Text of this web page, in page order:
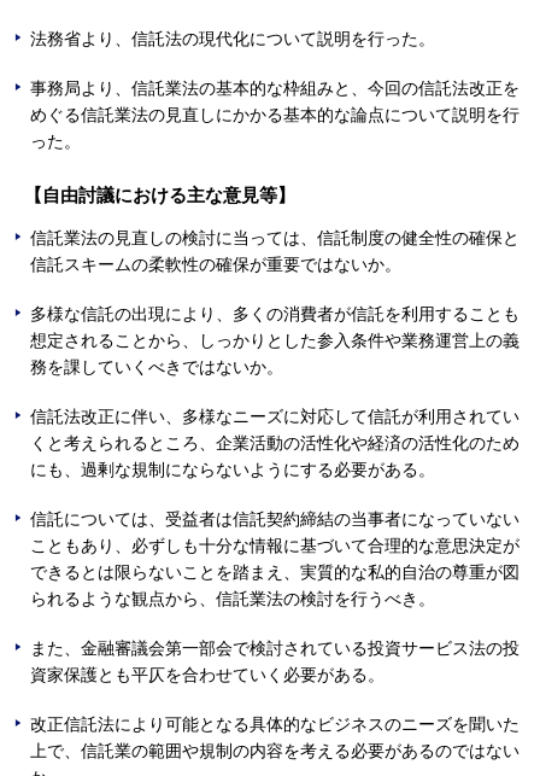
法務省より、信託法の現代化について説明を行った。
事務局より、信託業法の基本的な枠組みと、今回の信託法改正を
めぐる信託業法の見直しにかかる基本的な論点について説明を行
った。
【自由討議における主な意見等】
信託業法の見直しの検討に当っては、信託制度の健全性の確保と
信託スキームの柔軟性の確保が重要ではないか。
多様な信託の出現により、多くの消費者が信託を利用することも
想定されることから、しっかりとした参入条件や業務運営上の義
務を課していくべきではないか。
信託法改正に伴い、多様なニーズに対応して信託が利用されてい
くと考えられるところ、企業活動の活性化や経済の活性化のため
にも、過剰な規制にならないようにする必要がある。
信託については、受益者は信託契約締結の当事者になっていない
こともあり、必ずしも十分な情報に基づいて合理的な意思決定が
できるとは限らないことを踏まえ、実質的な私的自治の尊重が図
られるような観点から、信託業法の検討を行うべき。
また、金融審議会第一部会で検討されている投資サービス法の投
資家保護とも平仄を合わせていく必要がある。
改正信託法により可能となる具体的なビジネスのニーズを聞いた
上で、信託業の範囲や規制の内容を考える必要があるのではない